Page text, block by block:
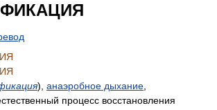
), анаэробное дыхание
процесс восстановления